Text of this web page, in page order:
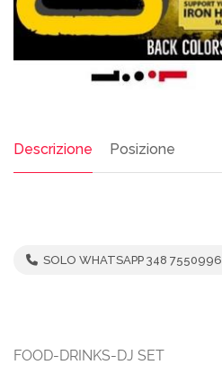
Descrizione Posizione
SOLO WHATSAPP 348 7550996
FOOD-DRINKS-DJ SET